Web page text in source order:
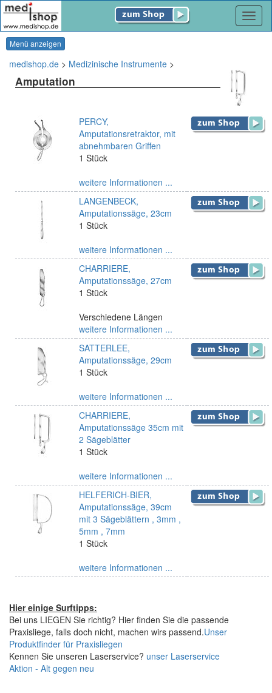
Menü anzeigen
medishop.de > Medizinische Instrumente >
Amputation
PERCY,
Amputationsretraktor, mit
abnehmbaren Griffen
1 Stück
weitere Informationen ...
LANGENBECK,
Amputationssäge, 23cm
1 Stück
weitere Informationen ...
CHARRIERE,
Amputationssäge, 27cm
1 Stück
Verschiedene Längen
weitere Informationen ...
SATTERLEE,
Amputationssäge, 29cm
1 Stück
weitere Informationen ...
CHARRIERE,
Amputationssäge 35cm mit
2 Sägeblätter
1 Stück
weitere Informationen ...
HELFERICH-BIER,
Amputationssäge, 39cm
mit 3 Sägeblättern , 3mm ,
5mm , 7mm
1 Stück
weitere Informationen ...
Hier einige Surftipps:
Bei uns LIEGEN Sie richtig? Hier finden Sie die passende
Praxisliege, falls doch nicht, machen wirs passend.Unser
Produktfinder für Praxisliegen
Kennen Sie unseren Laserservice? unser Laserservice
Aktion - Alt gegen neu